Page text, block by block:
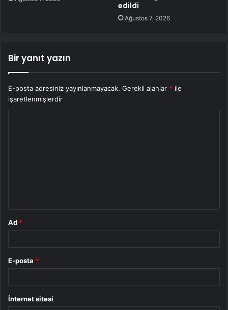
edildi
Ağustos 7, 2026
Bir yanıt yazın
E-posta adresiniz yayınlanmayacak. Gerekli alanlar * ile
işaretlenmişlerdir
Ad *
E-posta *
İnternet sitesi